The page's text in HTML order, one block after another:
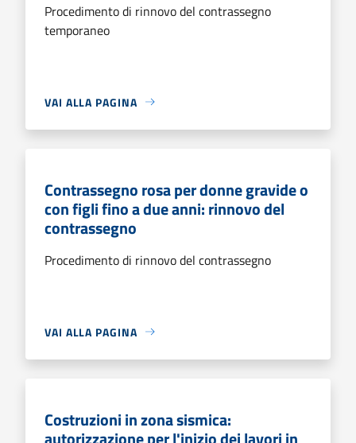
Procedimento di rinnovo del contrassegno
temporaneo
VAI ALLA PAGINA
Contrassegno rosa per donne gravide o
con figli fino a due anni: rinnovo del
contrassegno
Procedimento di rinnovo del contrassegno
VAI ALLA PAGINA
Costruzioni in zona sismica: